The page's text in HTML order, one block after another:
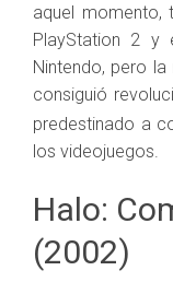
aquel momento,
PlayStation 2 y
Nintendo, pero
consiguió
predestinado a
los videojuegos.
Halo:
(2002)